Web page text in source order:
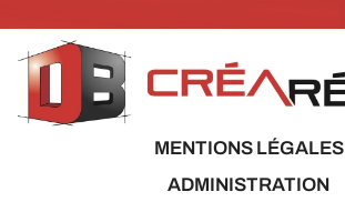
MENTIONS LÉGALES
ADMINISTRATION